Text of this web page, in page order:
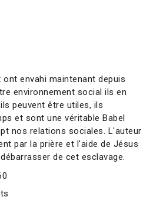
envahi maintenant depuis
environnement social ils en
peuvent être utiles, ils
et sont une véritable Babel
nos relations sociales. L'auteur
par la prière et l'aide de Jésus
de cet esclavage.